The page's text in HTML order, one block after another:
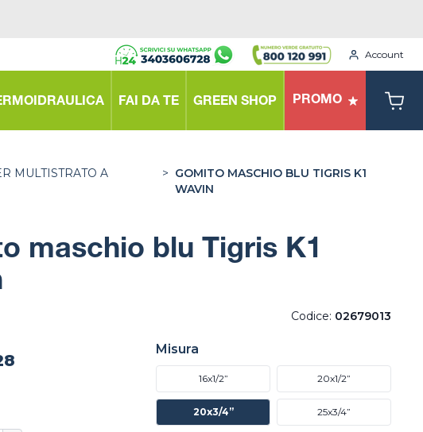
Account
FAI DA TE GREEN SHOP PROMO
MULTISTRATO A
> GOMITO MASCHIO BLU TIGRIS K1
WAVIN
maschio blu Tigris K1
Codice: 02679013
Misura
16x1/2” 20x1/2”
20x3/4” 25x3/4”